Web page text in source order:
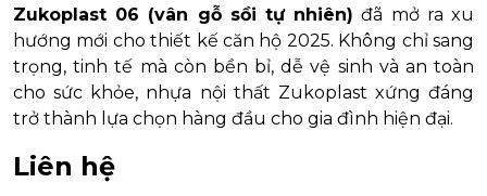
Zukoplast 06 (vân gỗ sồi tự nhiên) đã mở ra xu
hướng mới cho thiết kế căn hộ 2025. Không chỉ sang
trọng, tinh tế mà còn bền bỉ, dễ vệ sinh và an toàn
cho sức khỏe, nhựa nội thất Zukoplast xứng đáng
trở thành lựa chọn hàng đầu cho gia đình hiện đại.
Liên hệ